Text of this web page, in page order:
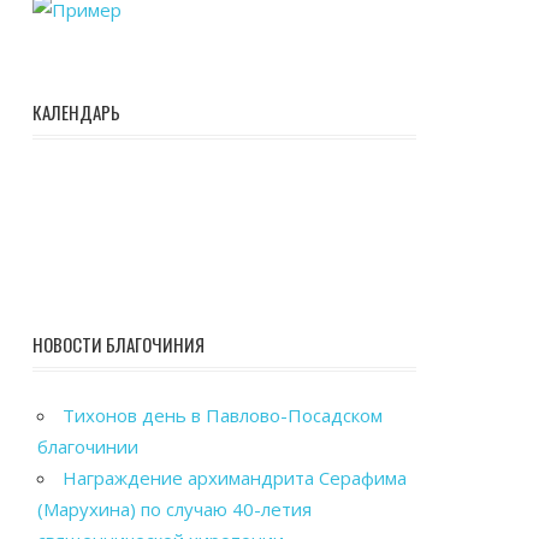
КАЛЕНДАРЬ
НОВОСТИ БЛАГОЧИНИЯ
Тихонов день в Павлово-Посадском
благочинии
Награждение архимандрита Серафима
(Марухина) по случаю 40-летия